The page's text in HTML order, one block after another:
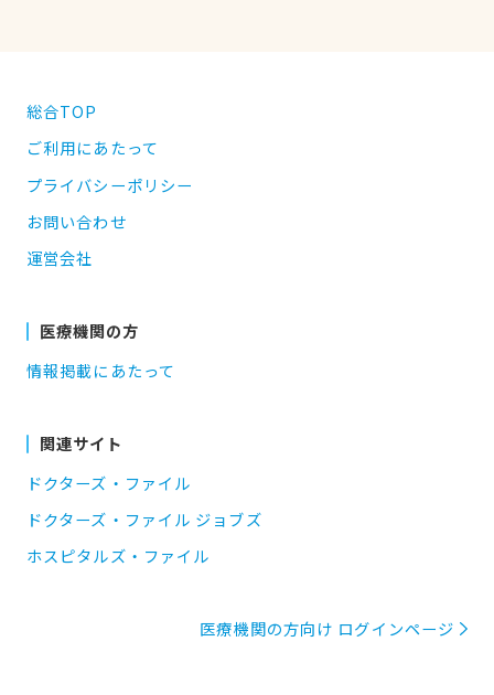
総合TOP
ご利用にあたって
プライバシーポリシー
お問い合わせ
運営会社
医療機関の方
情報掲載にあたって
関連サイト
ドクターズ・ファイル
ドクターズ・ファイル ジョブズ
ホスピタルズ・ファイル
医療機関の方向け ログインページ